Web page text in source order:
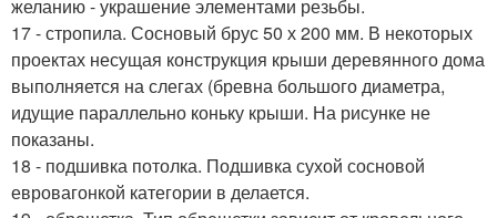
желанию - украшение элементами резьбы.
17 - стропила. Сосновый брус 50 х 200 мм. В некоторых
проектах несущая конструкция крыши деревянного дома
выполняется на слегах (бревна большого диаметра,
идущие параллельно коньку крыши. На рисунке не
показаны.
18 - подшивка потолка. Подшивка сухой сосновой
евровагонкой категории в делается.